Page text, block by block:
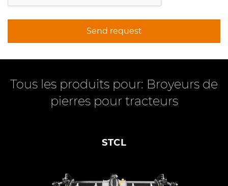
Send request
Tous les produits pour: Broyeurs de
pierres pour tracteurs
STCL